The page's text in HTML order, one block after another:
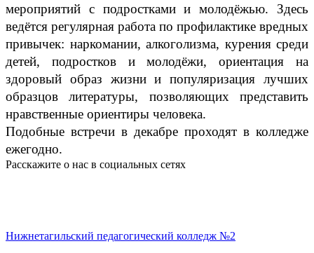
мероприятий с подростками и молодёжью. Здесь
ведётся регулярная работа по профилактике вредных
привычек: наркомании, алкоголизма, курения среди
детей, подростков и молодёжи, ориентация на
здоровый образ жизни и популяризация лучших
образцов литературы, позволяющих представить
нравственные ориентиры человека.
Подобные встречи в декабре проходят в колледже
ежегодно.
Расскажите о нас в социальных сетях
Нижнетагильский педагогический колледж №2